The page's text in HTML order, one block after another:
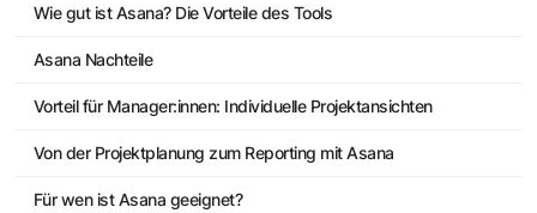
Wie gut ist Asana? Die Vorteile des Tools
Asana Nachteile
Vorteil für Manager:innen: Individuelle Projektansichten
Von der Projektplanung zum Reporting mit Asana
Für wen ist Asana geeignet?